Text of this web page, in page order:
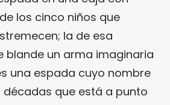
los cinco niños que
la de esa
blande un arma imaginaria
una espada cuyo nombre
décadas que está a punto